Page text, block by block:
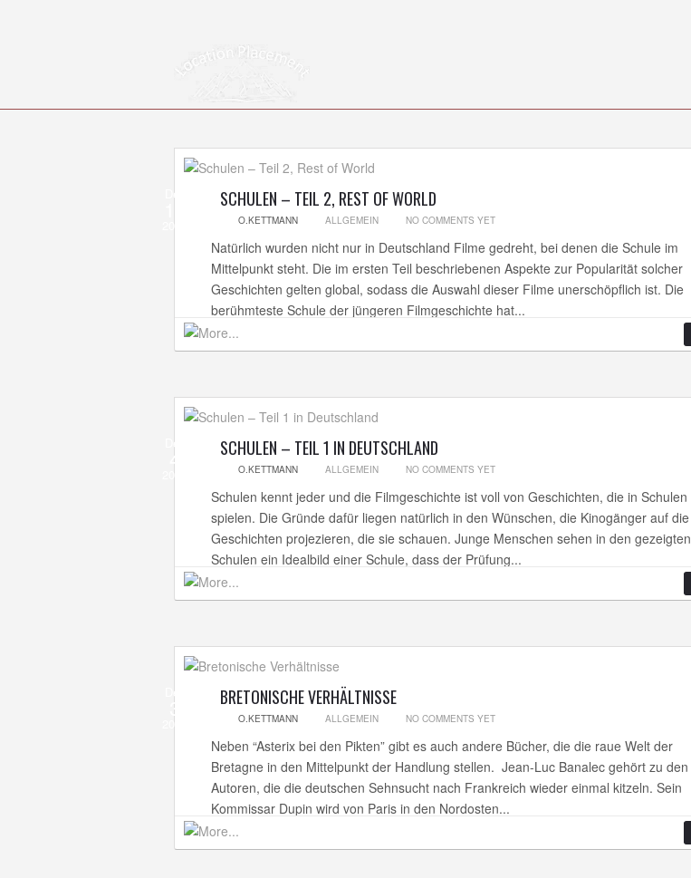
Dez SCHULEN – TEIL 2, REST OF WORLD
O.KETTMANN ALLGEMEIN NO COMMENTS YET
Natürlich wurden nicht nur in Deutschland Filme gedreht, bei denen die Schule im
Mittelpunkt steht. Die im ersten Teil beschriebenen Aspekte zur Popularität solcher
Geschichten gelten global, sodass die Auswahl dieser Filme unerschöpflich ist. Die
berühmteste Schule der jüngeren Filmgeschichte hat...
Dez
4 SCHULEN – TEIL 1 IN DEUTSCHLAND
O.KETTMANN ALLGEMEIN NO COMMENTS YET
Schulen kennt jeder und die Filmgeschichte ist voll von Geschichten, die in Schulen
spielen. Die Gründe dafür liegen natürlich in den Wünschen, die Kinogänger auf die
Geschichten projezieren, die sie schauen. Junge Menschen sehen in den gezeigten
Schulen ein Idealbild einer Schule, dass der Prüfung...
Dez
3 BRETONISCHE VERHÄLTNISSE
O.KETTMANN ALLGEMEIN NO COMMENTS YET
Neben “Asterix bei den Pikten” gibt es auch andere Bücher, die die raue Welt der
Bretagne in den Mittelpunkt der Handlung stellen. Jean-Luc Banalec gehört zu den
Autoren, die die deutschen Sehnsucht nach Frankreich wieder einmal kitzeln. Sein
Kommissar Dupin wird von Paris in den Nordosten...